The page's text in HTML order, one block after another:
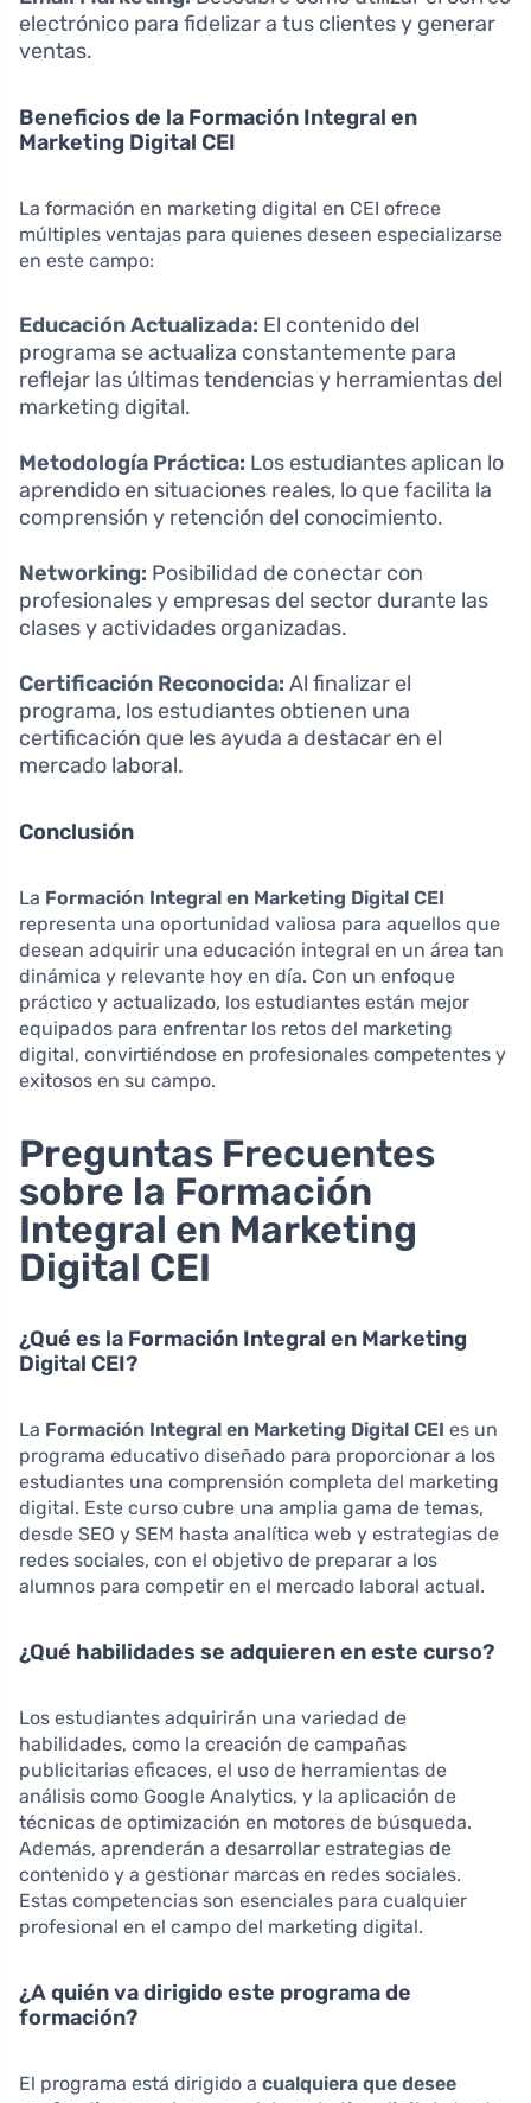
electrónico para fidelizar a tus clientes y generar
ventas.
Beneficios de la Formación Integral en
Marketing Digital CEI
La formación en marketing digital en CEI ofrece
múltiples ventajas para quienes deseen especializarse
en este campo:
Educación Actualizada: El contenido del
programa se actualiza constantemente para
reflejar las últimas tendencias y herramientas del
marketing digital.
Metodología Práctica: Los estudiantes aplican lo
aprendido en situaciones reales, lo que facilita la
comprensión y retención del conocimiento.
Networking: Posibilidad de conectar con
profesionales y empresas del sector durante las
clases y actividades organizadas.
Certificación Reconocida: Al finalizar el
programa, los estudiantes obtienen una
certificación que les ayuda a destacar en el
mercado laboral.
Conclusión
La Formación Integral en Marketing Digital CEI
representa una oportunidad valiosa para aquellos que
desean adquirir una educación integral en un área tan
dinámica y relevante hoy en día. Con un enfoque
práctico y actualizado, los estudiantes están mejor
equipados para enfrentar los retos del marketing
digital, convirtiéndose en profesionales competentes y
exitosos en su campo.
Preguntas Frecuentes
sobre la Formación
Integral en Marketing
Digital CEI
¿Qué es la Formación Integral en Marketing
Digital CEI?
La Formación Integral en Marketing Digital CEI es un
programa educativo diseñado para proporcionar a los
estudiantes una comprensión completa del marketing
digital. Este curso cubre una amplia gama de temas,
desde SEO y SEM hasta analítica web y estrategias de
redes sociales, con el objetivo de preparar a los
alumnos para competir en el mercado laboral actual.
¿Qué habilidades se adquieren en este curso?
Los estudiantes adquirirán una variedad de
habilidades, como la creación de campañas
publicitarias eficaces, el uso de herramientas de
análisis como Google Analytics, y la aplicación de
técnicas de optimización en motores de búsqueda.
Además, aprenderán a desarrollar estrategias de
contenido y a gestionar marcas en redes sociales.
Estas competencias son esenciales para cualquier
profesional en el campo del marketing digital.
¿A quién va dirigido este programa de
formación?
El programa está dirigido a cualquiera que desee